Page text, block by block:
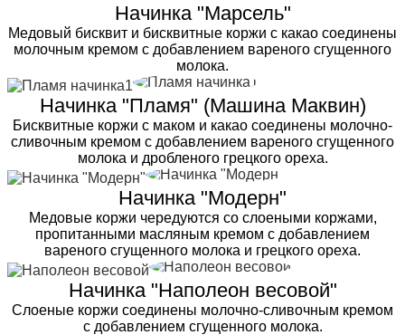
Начинка "Марсель"
Медовый бисквит и бисквитные коржи с какао соединены
молочным кремом с добавлением вареного сгущенного
молока.
Начинка "Пламя" (Машина Маквин)
Бисквитные коржи с маком и какао соединены молочно-
сливочным кремом с добавлением вареного сгущенного
молока и дробленого грецкого ореха.
Начинка "Модерн"
Медовые коржи чередуются со слоеными коржами,
пропитанными масляным кремом с добавлением
вареного сгущенного молока и грецкого ореха.
Начинка "Наполеон весовой"
Слоеные коржи соединены молочно-сливочным кремом
с добавлением сгущенного молока.